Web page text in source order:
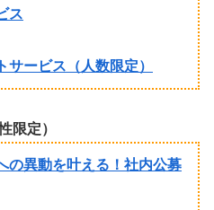
ス
ービス（人数限定）
限定）
の異動を叶える！社内公募